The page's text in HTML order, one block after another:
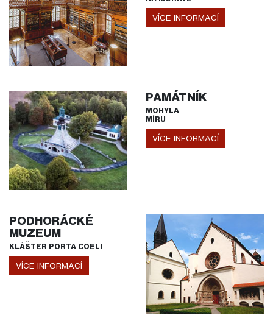
VÍCE INFORMACÍ
PAMÁTNÍK
MOHYLA
MÍRU
VÍCE INFORMACÍ
PODHORÁCKÉ
MUZEUM
KLÁŠTER PORTA COELI
VÍCE INFORMACÍ